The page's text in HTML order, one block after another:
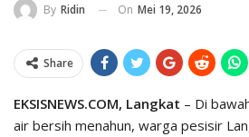
By Ridin On Mei 19, 2026
Share
EKSISNEWS.COM, Langkat – Di
air bersih menahun, warga pesisir